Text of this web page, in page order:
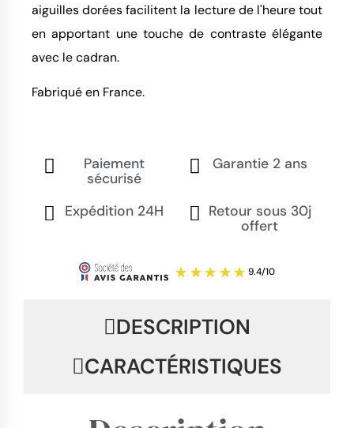
aiguilles dorées facilitent la lecture de l'heure tout
en apportant une touche de contraste élégante
avec le cadran.
Fabriqué en France.
Paiement
sécurisé
Garantie 2 ans
Expédition 24H
Retour sous 30j
offert
DESCRIPTION
CARACTÉRISTIQUES